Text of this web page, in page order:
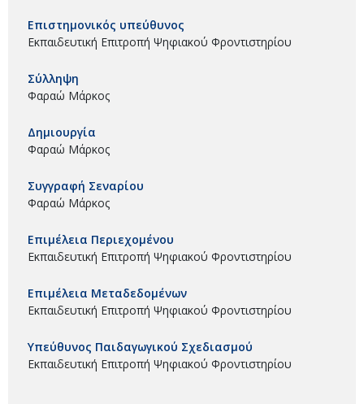
Επιστημονικός υπεύθυνος
Εκπαιδευτική Επιτροπή Ψηφιακού Φροντιστηρίου
Σύλληψη
Φαραώ Μάρκος
Δημιουργία
Φαραώ Μάρκος
Συγγραφή Σεναρίου
Φαραώ Μάρκος
Επιμέλεια Περιεχομένου
Εκπαιδευτική Επιτροπή Ψηφιακού Φροντιστηρίου
Επιμέλεια Μεταδεδομένων
Εκπαιδευτική Επιτροπή Ψηφιακού Φροντιστηρίου
Υπεύθυνος Παιδαγωγικού Σχεδιασμού
Εκπαιδευτική Επιτροπή Ψηφιακού Φροντιστηρίου